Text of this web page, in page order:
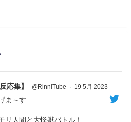
応集】 @RinniTube · 19 5月 2023
ま～す
リ人間と大怪獣バトル！